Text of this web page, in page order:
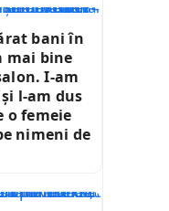
bani în
mai bine
I-am
l-am dus
o femeie
nimeni de